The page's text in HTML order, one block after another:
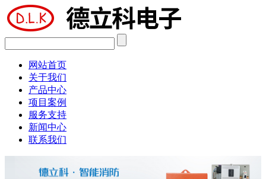
网站首页
关于我们
产品中心
项目案例
服务支持
新闻中心
联系我们